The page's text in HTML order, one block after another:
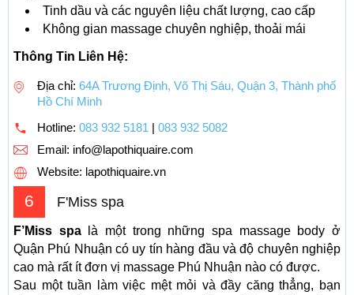
Tinh dầu và các nguyên liệu chất lượng, cao cấp
Không gian massage chuyên nghiệp, thoải mái
Thông Tin Liên Hệ:
Địa chỉ: 64A Trương Định, Võ Thị Sáu, Quận 3, Thành phố
Hồ Chí Minh
Hotline: 083 932 5181 | 083 932 5082
Email: info@lapothiquaire.com
Website: lapothiquaire.vn
6 F'Miss spa
F’Miss spalà một trong những spa massage body ở
Quận Phú Nhuận có uy tín hàng đầu và độ chuyên nghiệp
cao mà rất ít đơn vị massage Phú Nhuận nào có được.
Sau một tuần làm việc mệt mỏi và đầy căng thẳng, bạn